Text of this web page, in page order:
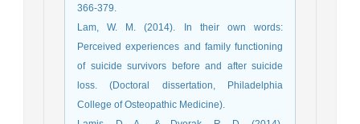
366-379.
Lam, W. M. (2014). In their own words:
Perceived experiences and family functioning
of suicide survivors before and after suicide
loss. (Doctoral dissertation, Philadelphia
College of Osteopathic Medicine).